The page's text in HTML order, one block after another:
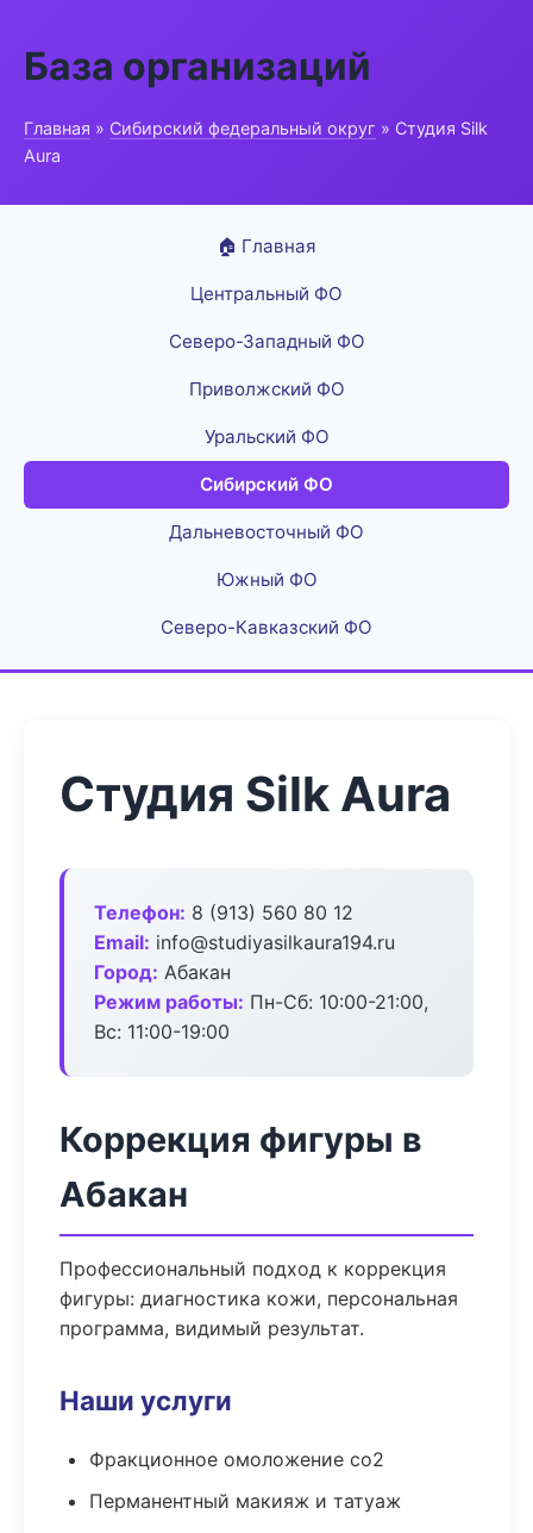
База организаций
Главная » Сибирский федеральный округ » Студия Silk
Aura
🏠 Главная
Центральный ФО
Северо-Западный ФО
Приволжский ФО
Уральский ФО
Сибирский ФО
Дальневосточный ФО
Южный ФО
Северо-Кавказский ФО
Студия Silk Aura
Телефон: 8 (913) 560 80 12
Email: info@studiyasilkaura194.ru
Город: Абакан
Режим работы: Пн-Сб: 10:00-21:00,
Вс: 11:00-19:00
Коррекция фигуры в
Абакан
Профессиональный подход к коррекция
фигуры: диагностика кожи, персональная
программа, видимый результат.
Наши услуги
Фракционное омоложение co2
Перманентный макияж и татуаж